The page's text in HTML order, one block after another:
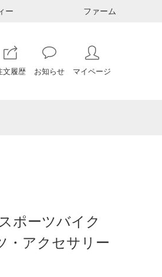
ー ファーム
文履歴 お知らせ マイページ
ポーツバイク
・アクセサリー